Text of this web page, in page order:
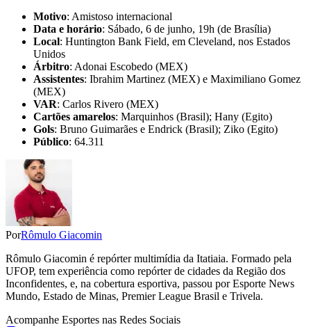
Motivo: Amistoso internacional
Data e horário: Sábado, 6 de junho, 19h (de Brasília)
Local: Huntington Bank Field, em Cleveland, nos Estados
Unidos
Árbitro: Adonai Escobedo (MEX)
Assistentes: Ibrahim Martinez (MEX) e Maximiliano Gomez
(MEX)
VAR: Carlos Rivero (MEX)
Cartões amarelos: Marquinhos (Brasil); Hany (Egito)
Gols: Bruno Guimarães e Endrick (Brasil); Ziko (Egito)
Público: 64.311
PorRômulo Giacomin
Rômulo Giacomin é repórter multimídia da Itatiaia. Formado pela
UFOP, tem experiência como repórter de cidades da Região dos
Inconfidentes, e, na cobertura esportiva, passou por Esporte News
Mundo, Estado de Minas, Premier League Brasil e Trivela.
Acompanhe Esportes nas Redes Sociais